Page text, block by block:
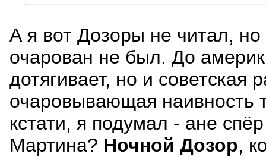
А я вот Дозоры не читал,
очарован не был. До
дотягивает, но и
очаровывающая наивность
кстати, я подумал - ане
Мартина? Ночной Дозор,